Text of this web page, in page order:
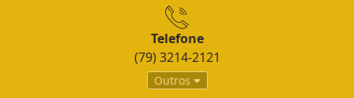
Telefone
(79) 3214-2121
Outros